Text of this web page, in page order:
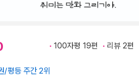
100자평 19편 리뷰 2편
/평등 주간 2위